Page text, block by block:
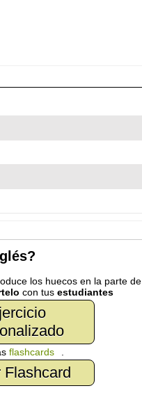
los huecos en la parte de
con tus estudiantes
flashcards
Flashcard